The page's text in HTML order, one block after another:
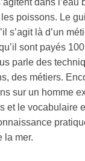
poissons. Le
s’agit là d’un
sont payés
parle des
des métiers.
sur un homme
et le vocabulaire
la mer.